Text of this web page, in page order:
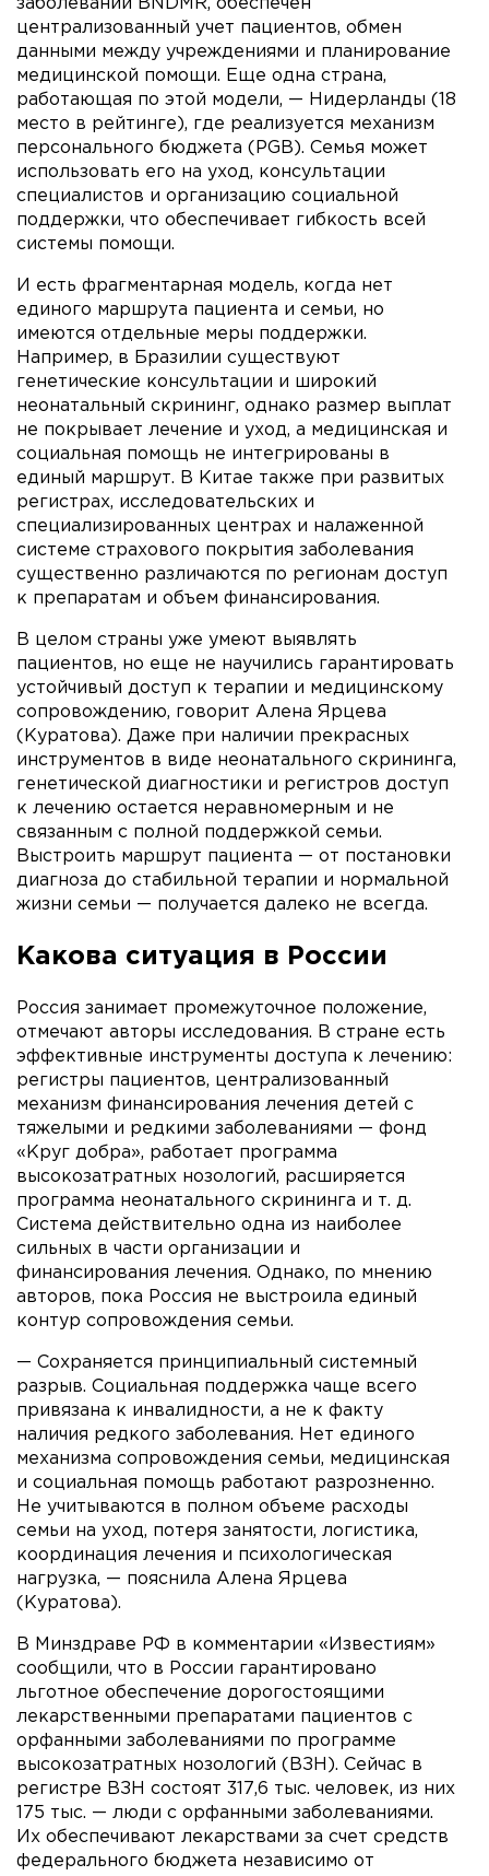
заболеваний BNDMR, обеспечен
централизованный учет пациентов, обмен
данными между учреждениями и планирование
медицинской помощи. Еще одна страна,
работающая по этой модели, — Нидерланды (18
место в рейтинге), где реализуется механизм
персонального бюджета (PGB). Семья может
использовать его на уход, консультации
специалистов и организацию социальной
поддержки, что обеспечивает гибкость всей
системы помощи.
И есть фрагментарная модель, когда нет
единого маршрута пациента и семьи, но
имеются отдельные меры поддержки.
Например, в Бразилии существуют
генетические консультации и широкий
неонатальный скрининг, однако размер выплат
не покрывает лечение и уход, а медицинская и
социальная помощь не интегрированы в
единый маршрут. В Китае также при развитых
регистрах, исследовательских и
специализированных центрах и налаженной
системе страхового покрытия заболевания
существенно различаются по регионам доступ
к препаратам и объем финансирования.
В целом страны уже умеют выявлять
пациентов, но еще не научились гарантировать
устойчивый доступ к терапии и медицинскому
сопровождению, говорит Алена Ярцева
(Куратова). Даже при наличии прекрасных
инструментов в виде неонатального скрининга,
генетической диагностики и регистров доступ
к лечению остается неравномерным и не
связанным с полной поддержкой семьи.
Выстроить маршрут пациента — от постановки
диагноза до стабильной терапии и нормальной
жизни семьи — получается далеко не всегда.
Какова ситуация в России
Россия занимает промежуточное положение,
отмечают авторы исследования. В стране есть
эффективные инструменты доступа к лечению:
регистры пациентов, централизованный
механизм финансирования лечения детей с
тяжелыми и редкими заболеваниями — фонд
«Круг добра», работает программа
высокозатратных нозологий, расширяется
программа неонатального скрининга и т. д.
Система действительно одна из наиболее
сильных в части организации и
финансирования лечения. Однако, по мнению
авторов, пока Россия не выстроила единый
контур сопровождения семьи.
— Сохраняется принципиальный системный
разрыв. Социальная поддержка чаще всего
привязана к инвалидности, а не к факту
наличия редкого заболевания. Нет единого
механизма сопровождения семьи, медицинская
и социальная помощь работают разрозненно.
Не учитываются в полном объеме расходы
семьи на уход, потеря занятости, логистика,
координация лечения и психологическая
нагрузка, — пояснила Алена Ярцева
(Куратова).
В Минздраве РФ в комментарии «Известиям»
сообщили, что в России гарантировано
льготное обеспечение дорогостоящими
лекарственными препаратами пациентов с
орфанными заболеваниями по программе
высокозатратных нозологий (ВЗН). Сейчас в
регистре ВЗН состоят 317,6 тыс. человек, из них
175 тыс. — люди с орфанными заболеваниями.
Их обеспечивают лекарствами за счет средств
федерального бюджета независимо от